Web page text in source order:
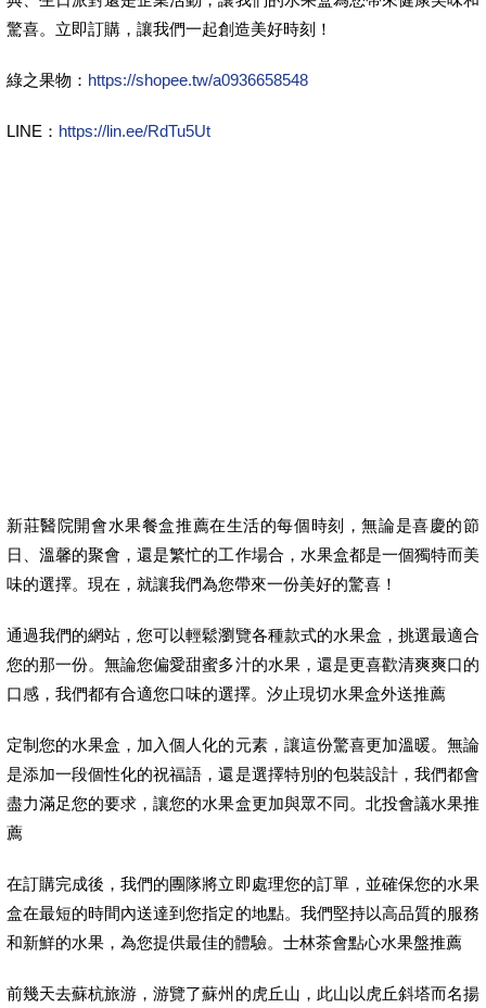
驚喜。立即訂購，讓我們一起創造美好時刻！
綠之果物： https://shopee.tw/a0936658548
LINE： https://lin.ee/RdTu5Ut
新莊醫院開會水果餐盒推薦在生活的每個時刻，無論是喜慶的節
日、溫馨的聚會，還是繁忙的工作場合，水果盒都是一個獨特而美
味的選擇。現在，就讓我們為您帶來一份美好的驚喜！
通過我們的網站，您可以輕鬆瀏覽各種款式的水果盒，挑選最適合
您的那一份。無論您偏愛甜蜜多汁的水果，還是更喜歡清爽爽口的
口感，我們都有合適您口味的選擇。汐止現切水果盒外送推薦
定制您的水果盒，加入個人化的元素，讓這份驚喜更加溫暖。無論
是添加一段個性化的祝福語，還是選擇特別的包裝設計，我們都會
盡力滿足您的要求，讓您的水果盒更加與眾不同。北投會議水果推
薦
在訂購完成後，我們的團隊將立即處理您的訂單，並確保您的水果
盒在最短的時間內送達到您指定的地點。我們堅持以高品質的服務
和新鮮的水果，為您提供最佳的體驗。士林茶會點心水果盤推薦
前幾天去蘇杭旅游，游覽了蘇州的虎丘山，此山以虎丘斜塔而名揚